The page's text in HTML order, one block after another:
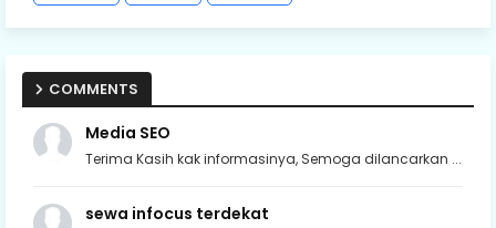
COMMENTS
Media SEO
Terima Kasih kak informasinya, Semoga dilancarkan ...
sewa infocus terdekat